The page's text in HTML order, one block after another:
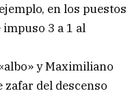
en los puestos
3 a 1 al
y Maximiliano
del descenso